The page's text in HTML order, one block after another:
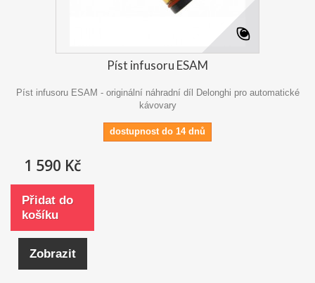
Píst infusoru ESAM
Píst infusoru ESAM - originální náhradní díl Delonghi pro automatické
kávovary
dostupnost do 14 dnů
1 590 Kč
Přidat do
košíku
Zobrazit